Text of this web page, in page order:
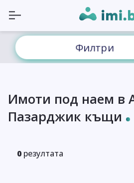
Филтри
Имоти под наем в
Пазарджик къщи
0 резултата